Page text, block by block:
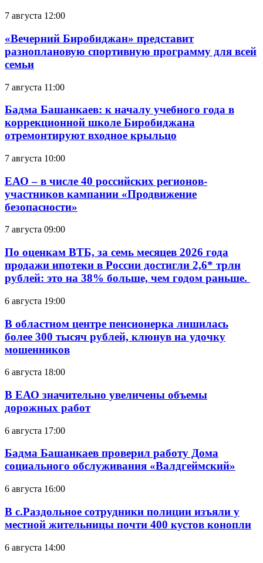
7 августа 12:00
«Вечерний Биробиджан» представит
разноплановую спортивную программу для всей
семьи
7 августа 11:00
Бадма Башанкаев: к началу учебного года в
коррекционной школе Биробиджана
отремонтируют входное крыльцо
7 августа 10:00
ЕАО – в числе 40 российских регионов-
участников кампании «Продвижение
безопасности»
7 августа 09:00
По оценкам ВТБ, за семь месяцев 2026 года
продажи ипотеки в России достигли 2,6* трлн
рублей: это на 38% больше, чем годом раньше.
6 августа 19:00
В областном центре пенсионерка лишилась
более 300 тысяч рублей, клюнув на удочку
мошенников
6 августа 18:00
В ЕАО значительно увеличены объемы
дорожных работ
6 августа 17:00
Бадма Башанкаев проверил работу Дома
социального обслуживания «Валдгеймский»
6 августа 16:00
В с.Раздольное сотрудники полиции изъяли у
местной жительницы почти 400 кустов конопли
6 августа 14:00